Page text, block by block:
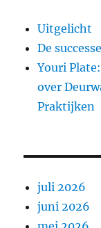
Uitgelicht
De
Youri
over
Praktijken
juli 2026
juni 2026